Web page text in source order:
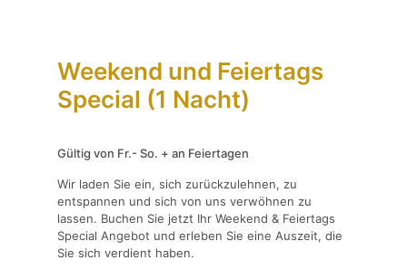
Weekend und Feiertags
Special (1 Nacht)
Gültig von Fr.- So. + an Feiertagen
Wir laden Sie ein, sich zurückzulehnen, zu
entspannen und sich von uns verwöhnen zu
lassen. Buchen Sie jetzt Ihr Weekend & Feiertags
Special Angebot und erleben Sie eine Auszeit, die
Sie sich verdient haben.